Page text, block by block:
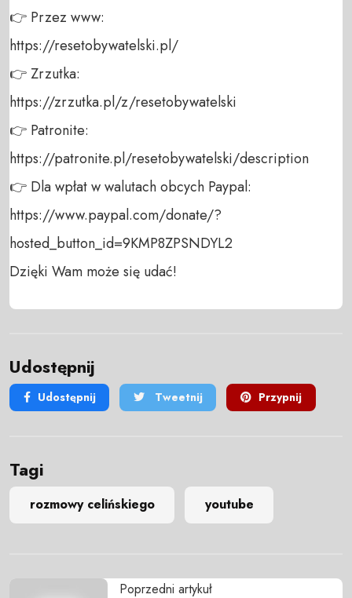
👉 Przez www:
https://resetobywatelski.pl/
👉 Zrzutka:
https://zrzutka.pl/z/resetobywatelski
👉 Patronite:
https://patronite.pl/resetobywatelski/description
👉 Dla wpłat w walutach obcych Paypal:
https://www.paypal.com/donate/?
hosted_button_id=9KMP8ZPSNDYL2
Dzięki Wam może się udać!
Udostępnij
Udostępnij Tweetnij Przypnij
Tagi
rozmowy celińskiego youtube
Poprzedni artykuł